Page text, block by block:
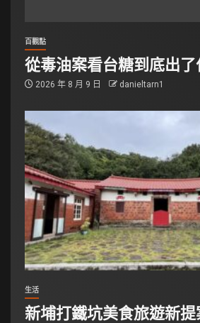
百觀點
從毒油案看台糖到底出了
2026 年 8 月 9 日 danieltarn1
生活
新埔打鐵坑美食旅遊新